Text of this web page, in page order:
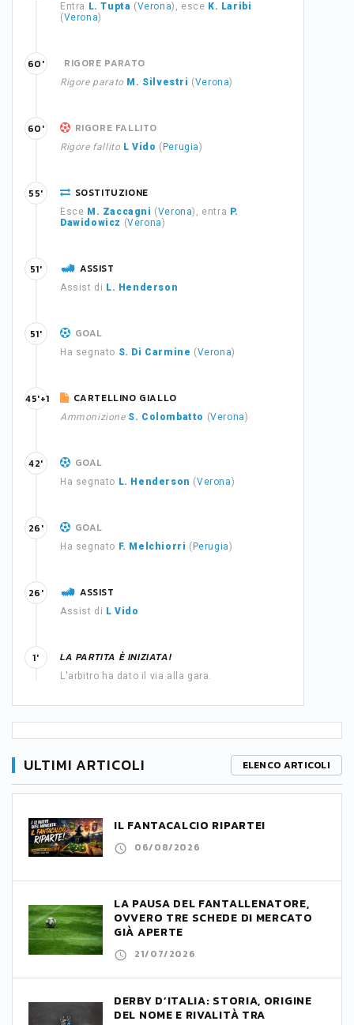
Entra L. Tupta (Verona), esce K. Laribi
(Verona)
RIGORE PARATO
Rigore parato M. Silvestri (Verona)
60'
RIGORE FALLITO
Rigore fallito L Vido ( Perugia)
60'
SOSTITUZIONE
Esce M. Zaccagni (Verona), entra P.
Dawidowicz (Verona)
55'
ASSIST
Assist di L. Henderson
51'
GOAL
Ha segnato S. Di Carmine (Verona)
51'
CARTELLINO GIALLO
Ammonizione S. Colombatto (Verona)
45'+1
GOAL
Ha segnato L. Henderson (Verona)
42'
GOAL
Ha segnato F. Melchiorri ( Perugia)
26'
ASSIST
Assist di L Vido
26'
LA PARTITA È INIZIATA!
L'arbitro ha dato il via alla gara.
1'
ULTIMI ARTICOLI ELENCO ARTICOLI
IL FANTACALCIO RIPARTE!
06/08/2026
LA PAUSA DEL FANTALLENATORE,
OVVERO TRE SCHEDE DI MERCATO
GIÀ APERTE
21/07/2026
DERBY D’ITALIA: STORIA, ORIGINE
DEL NOME E RIVALITÀ TRA